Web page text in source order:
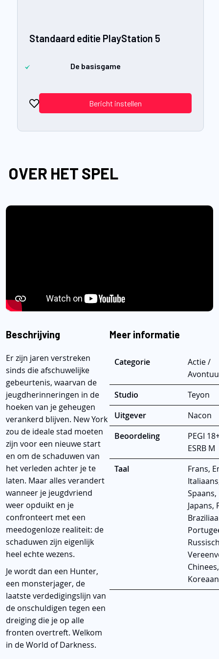
Standaard editie PlayStation 5
De basisgame
Bericht instellen
OVER HET SPEL
Beschrijving
Er zijn jaren verstreken
sinds die afschuwelijke
gebeurtenis, waarvan de
jeugdherinneringen in de
hoeken van je geheugen
verankerd blijven. New York
zou de ideale stad moeten
zijn voor een nieuwe start
en om de schaduwen van
het verleden achter je te
laten. Maar alles verandert
wanneer je jeugdvriend
weer opduikt en je
confronteert met een
meedogenloze realiteit: de
schaduwen zijn eigenlijk
heel echte wezens.
Je wordt dan een Hunter,
een monsterjager, de
laatste verdedigingslijn van
de onschuldigen tegen een
dreiging die je op alle
fronten overtreft. Welkom
in de World of Darkness.
Meer informatie
Categorie
Actie /
Studio
Teyon
Uitgever
Nacon
Beoordeling
PEGI
ESRB M
Taal
Frans,
Spaans,
Japans,
Chinees,